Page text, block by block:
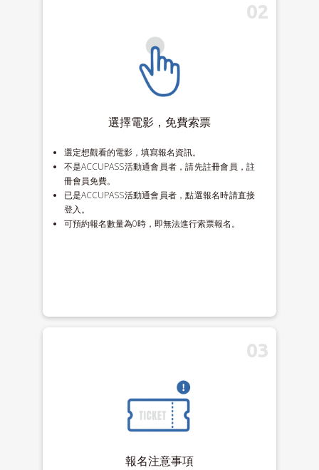
02
選擇電影，免費索票
選定想觀看的電影，填寫報名資訊。
不是ACCUPASS活動通會員者，請先註冊會員，註
冊會員免費。
已是ACCUPASS活動通會員者，點選報名時請直接
登入。
可預約報名數量為0時，即無法進行索票報名。
03
報名注意事項